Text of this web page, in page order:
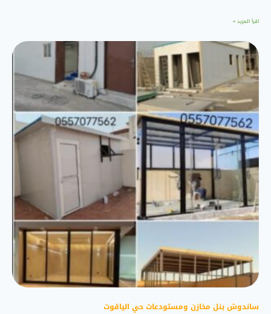
اقرأ المزيد »
ساندوش بنل مخازن ومستودعات حي الياقوت